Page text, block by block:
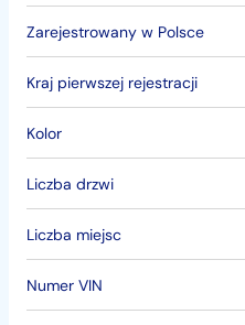
Zarejestrowany w Polsce
Kraj pierwszej rejestracji
Kolor
Liczba drzwi
Liczba miejsc
Numer VIN